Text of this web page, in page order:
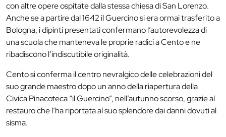
con altre opere ospitate dalla stessa chiesa di San Lorenzo.
Anche se a partire dal 1642 il Guercino si era ormai trasferito a
Bologna, i dipinti presentati confermano l’autorevolezza di
una scuola che manteneva le proprie radici a Cento e ne
ribadiscono l’indiscutibile originalità.
Cento si conferma il centro nevralgico delle celebrazioni del
suo grande maestro dopo un anno della riapertura della
Civica Pinacoteca “il Guercino”, nell’autunno scorso, grazie al
restauro che l’ha riportata al suo splendore dai danni dovuti al
sisma.